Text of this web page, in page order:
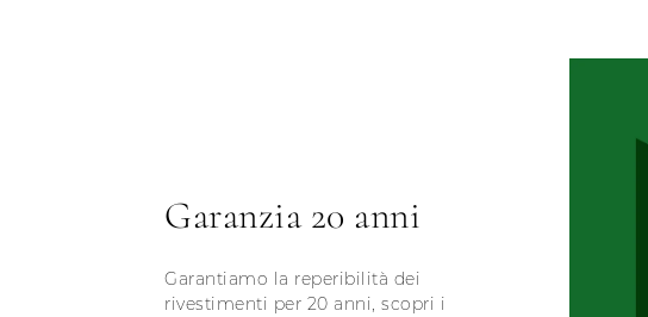
Garanzia 20 anni
Garantiamo la reperibilità dei
rivestimenti per 20 anni, scopri i